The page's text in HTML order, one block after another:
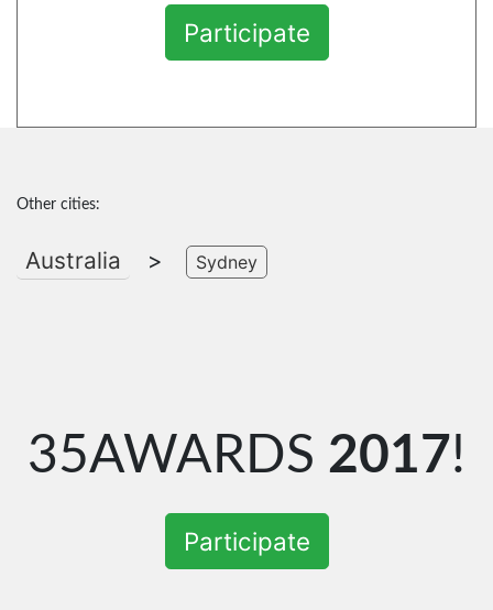
Participate
Other cities:
Australia > Sydney
35AWARDS 2017!
Participate